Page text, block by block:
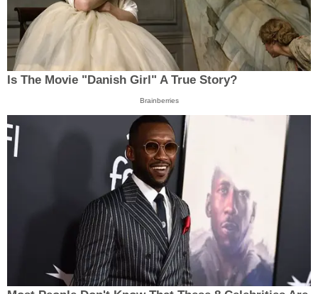
Is The Movie "Danish Girl" A True Story?
Brainberries